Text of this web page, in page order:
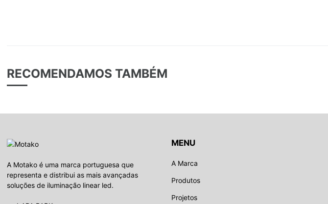
RECOMENDAMOS TAMBÉM
A Motako é uma marca portuguesa que
representa e distribui as mais avançadas
soluções de iluminação linear led.
MENU
A Marca
Produtos
Projetos